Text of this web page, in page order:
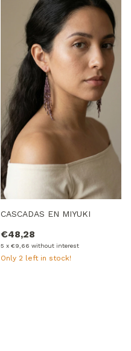
CASCADAS EN MIYUKI
€48,28
5 x €9,66 without interest
Only 2 left in stock!